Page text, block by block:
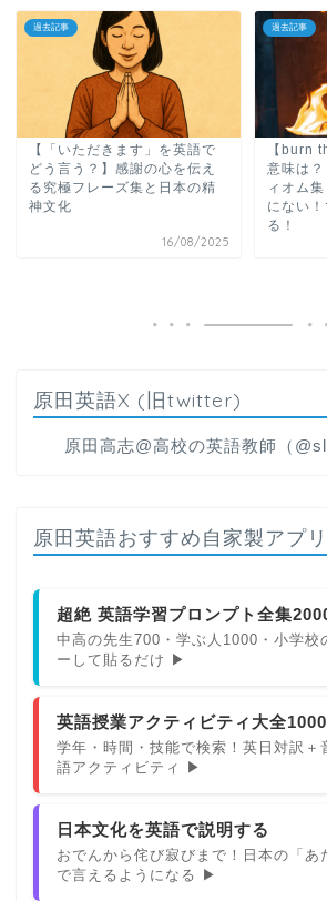
過去記事
【「いただきます」を英語で
どう言う？】感謝の心を伝え
る究極フレーズ集と日本の精
神文化
16/08/2025
過去記事
【burn
意味は
ィオム
にない
る！
原田英語X (旧twitter)
原田高志@高校の英語教師（
原田英語おすすめ自家製アプリ
超絶 英語学習プロンプト全集
中高の先生700・学ぶ人1000・小学校
ーして貼るだけ ▶
英語授業アクティビティ大全1000
学年・時間・技能で検索！英日対訳＋
語アクティビティ ▶
日本文化を英語で説明する
おでんから侘び寂びまで！日本の「あ
で言えるようになる ▶